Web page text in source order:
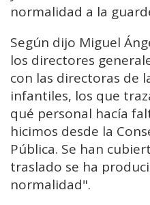
normalidad a la
Según dijo Miguel
los directores
con las directoras de
infantiles, los que
qué personal hacía
hicimos desde la
Pública. Se han
traslado se ha
normalidad".